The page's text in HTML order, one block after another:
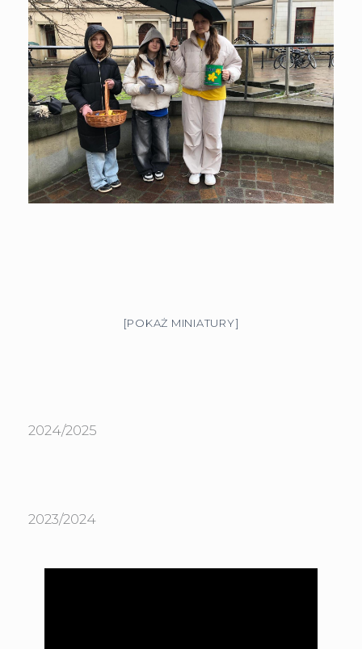
[POKAŻ MINIATURY]
2024/2025
2023/2024